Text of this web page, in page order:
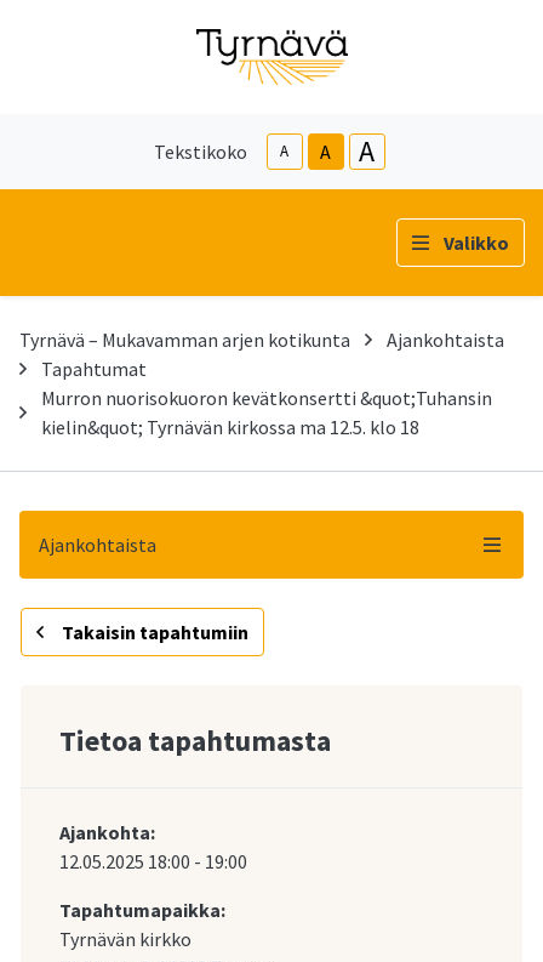
Tekstikoko A A A
Valikko
Tyrnävä – Mukavamman arjen kotikunta
Ajankohtaista
Tapahtumat
Murron nuorisokuoron kevätkonsertti &quot;Tuhansin
kielin&quot; Tyrnävän kirkossa ma 12.5. klo 18
Ajankohtaista
Takaisin tapahtumiin
Tietoa tapahtumasta
Ajankohta:
12.05.2025 18:00 - 19:00
Tapahtumapaikka:
Tyrnävän kirkko